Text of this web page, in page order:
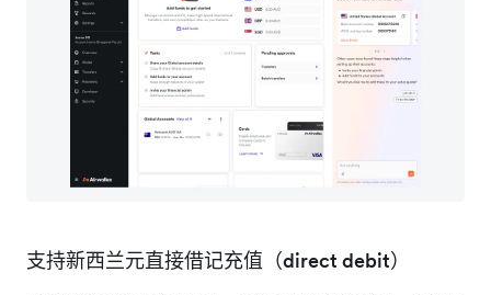
支持新西兰元直接借记充值（direct debit）